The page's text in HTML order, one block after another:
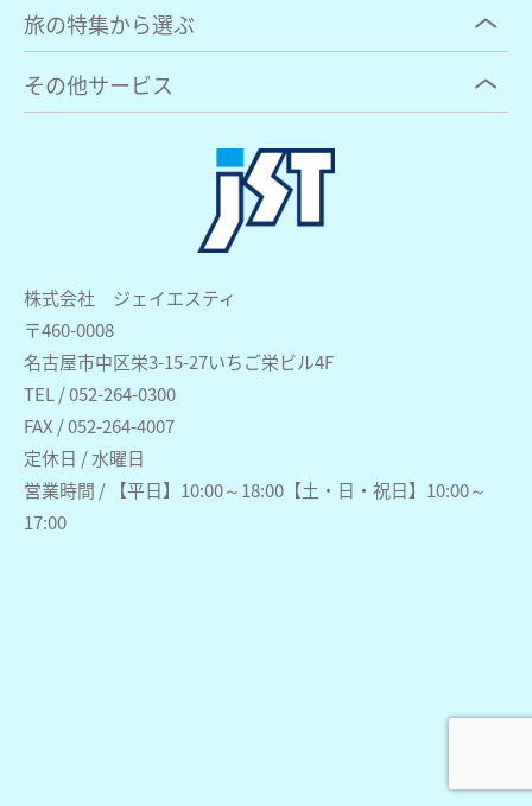
株式会社 ジェイエスティ
〒460-0008
名古屋市中区栄3-15-27いちご栄ビル4F
TEL / 052-264-0300
FAX / 052-264-4007
定休日 / 水曜日
営業時間 / 【平日】10:00～18:00【土・日・祝日】10:00～
17:00
旅の特集から選ぶ
その他サービス